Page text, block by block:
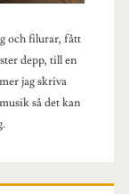
och filurar, fått
depp, till en
jag skriva
så det kan